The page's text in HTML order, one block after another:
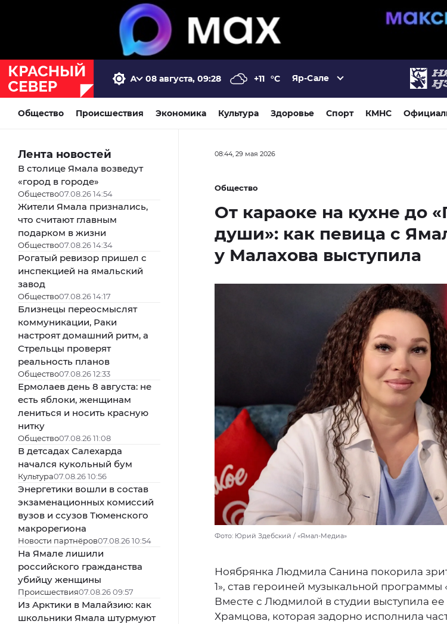
08 августа, 09:28 +11 °C Яр-Сале
Общество Происшествия Экономика Культура Здоровье Спорт КМНС
Лента новостей
В столице Ямала возведут
«город в городе»
Общество07.08.26 14:54
Жители Ямала признались,
что считают главным
подарком в жизни
Общество07.08.26 14:34
Рогатый ревизор пришел с
инспекцией на ямальский
завод
Общество07.08.26 14:17
Близнецы переосмыслят
коммуникации, Раки
настроят домашний ритм, а
Стрельцы проверят
реальность планов
Общество07.08.26 12:33
Ермолаев день 8 августа: не
есть яблоки, женщинам
лениться и носить красную
нитку
Общество07.08.26 11:08
В детсадах Салехарда
начался кукольный бум
Культура07.08.26 10:56
Энергетики вошли в состав
экзаменационных комиссий
вузов и ссузов Тюменского
макрорегиона
Новости партнёров07.08.26 10:54
На Ямале лишили
российского гражданства
убийцу женщины
Происшествия07.08.26 09:57
Из Арктики в Малайзию: как
школьники Ямала штурмуют
08:44, 29 мая 2026
Общество
От караоке на кухне до
души»: как певица с
у Малахова выступила
Фото: Юрий Здебский / «Ямал-Медиа»
Ноябрянка Людмила Санина покорила
1», став героиней музыкальной программы
Вместе с Людмилой в студии выступила
Храмцова, которая задорно исполнила